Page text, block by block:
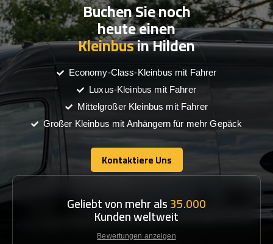
Buchen Sie noch
heute einen
Kleinbusin Hilden
Economy-Class-Kleinbus mit Fahrer
Luxus-Kleinbus mit Fahrer
Mittelgroßer Kleinbus mit Fahrer
Großer Kleinbus mit Anhängern für mehr Gepäck
Kontaktiere Uns
Kontaktiere Uns
Geliebt von mehr als35.000
Kunden weltweit
Bewertungen anzeigen